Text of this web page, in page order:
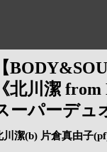
北川潔 from
ーパーデュ
川潔(b) 片倉真由子